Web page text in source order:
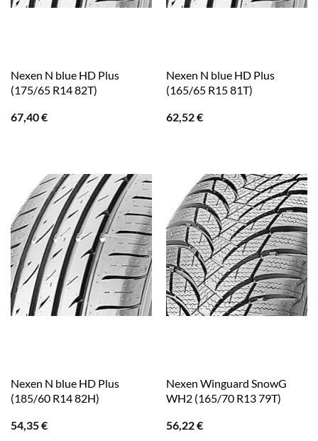
Nexen N blue HD Plus
(175/65 R14 82T)
67,40€
Nexen N blue HD Plus
(165/65 R15 81T)
62,52€
Nexen N blue HD Plus
(185/60 R14 82H)
54,35€
Nexen Winguard SnowG
WH2 (165/70 R13 79T)
56,22€